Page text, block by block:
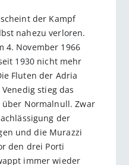
der Kampf
nahezu verloren.
4. November 1966
1930 nicht mehr
Fluten der Adria
stieg das
über Normalnull. Zwar
der
und die Murazzi
den drei Porti
immer wieder